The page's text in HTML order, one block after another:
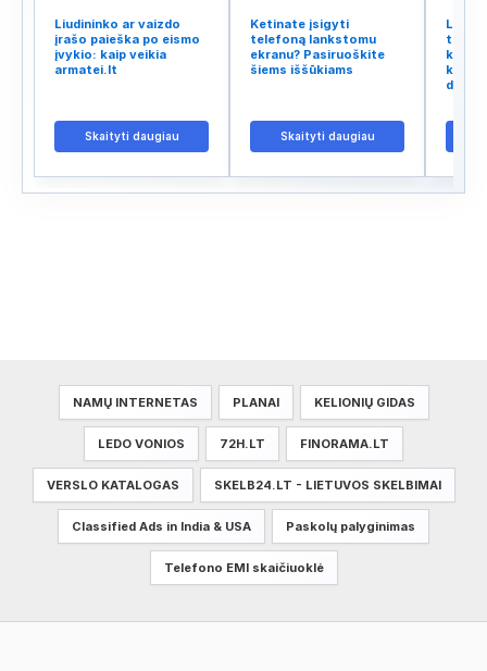
Liudininko ar vaizdo
įrašo paieška po eismo
įvykio: kaip veikia
armatei.lt
Skaityti daugiau
Ketinate įsigyti
telefoną lankstomu
ekranu? Pasiruoškite
šiems iššūkiams
Skaityti daugiau
tinklo
kodėl
kalba
NAMŲ INTERNETAS PLANAI KELIONIŲ GIDAS
LEDO VONIOS 72H.LT FINORAMA.LT
VERSLO KATALOGAS SKELB24.LT - LIETUVOS SKELBIMAI
Classified Ads in India & USA Paskolų palyginimas
Telefono EMI skaičiuoklė